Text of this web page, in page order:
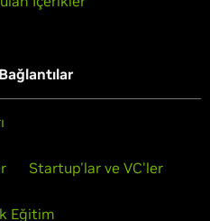
Startup'lar ve VC'ler
Eğitim